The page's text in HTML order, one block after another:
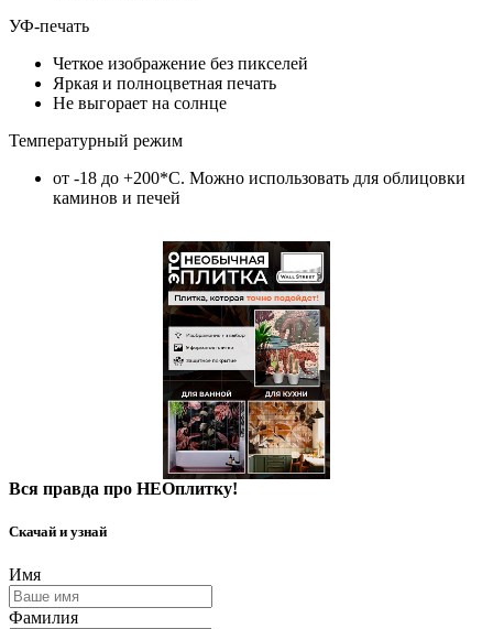
УФ-печать
Четкое изображение без пикселей
Яркая и полноцветная печать
Не выгорает на солнце
Температурный режим
от -18 до +200*C. Можно использовать для облицовки
каминов и печей
Вся правда про НЕОплитку!
Скачай и узнай
Имя
Фамилия